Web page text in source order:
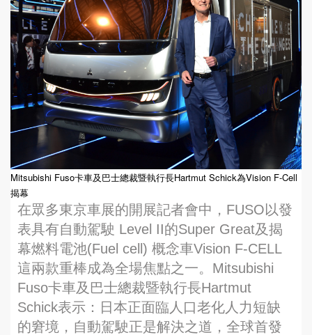
Mitsubishi Fuso卡車及巴士總裁暨執行長Hartmut Schick為Vision F-Cell
揭幕
在眾多東京車展的開展記者會中，FUSO以發
表具有自動駕駛 Level II的Super Great及揭
幕燃料電池(Fuel cell) 概念車Vision F-CELL
這兩款重棒成為全場焦點之一。Mitsubishi
Fuso卡車及巴士總裁暨執行長Hartmut
Schick表示：日本正面臨人口老化人力短缺
的窘境，自動駕駛正是解決之道，全球首發